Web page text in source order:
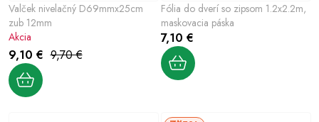
Valček nivelačný D69mmx25cm
zub 12mm
9,10 € 9,70 €
Akcia
Fólia do dverí so zipsom 1.2x2.2m,
maskovacia páska
7,10 €